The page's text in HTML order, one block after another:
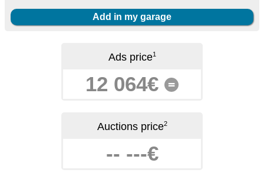
Add in my garage
Ads price1
12 064€ =
Auctions price2
-- ---€